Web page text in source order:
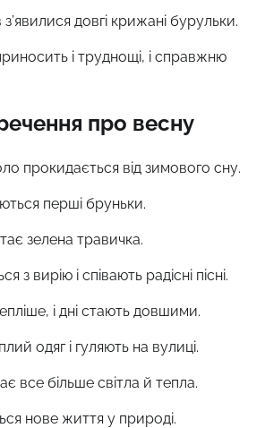
довгі крижані бурульки.
і труднощі, і справжню
про весну
прокидається від зимового сну.
перші бруньки.
зелена травичка.
з вирію і співають радісні пісні.
і дні стають довшими.
одяг і гуляють на вулиці.
все більше світла й тепла.
нове життя у природі.